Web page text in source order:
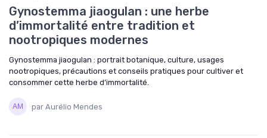
Gynostemma jiaogulan : une herbe
d’immortalité entre tradition et
nootropiques modernes
Gynostemma jiaogulan : portrait botanique, culture, usages
nootropiques, précautions et conseils pratiques pour cultiver et
consommer cette herbe d’immortalité.
par Aurélio Mendes